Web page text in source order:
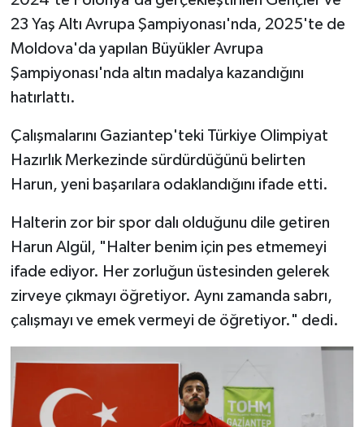
23 Yaş Altı Avrupa Şampiyonası'nda, 2025'te de
Moldova'da yapılan Büyükler Avrupa
Şampiyonası'nda altın madalya kazandığını
hatırlattı.
Çalışmalarını Gaziantep'teki Türkiye Olimpiyat
Hazırlık Merkezinde sürdürdüğünü belirten
Harun, yeni başarılara odaklandığını ifade etti.
Halterin zor bir spor dalı olduğunu dile getiren
Harun Algül, "Halter benim için pes etmemeyi
ifade ediyor. Her zorluğun üstesinden gelerek
zirveye çıkmayı öğretiyor. Aynı zamanda sabrı,
çalışmayı ve emek vermeyi de öğretiyor." dedi.